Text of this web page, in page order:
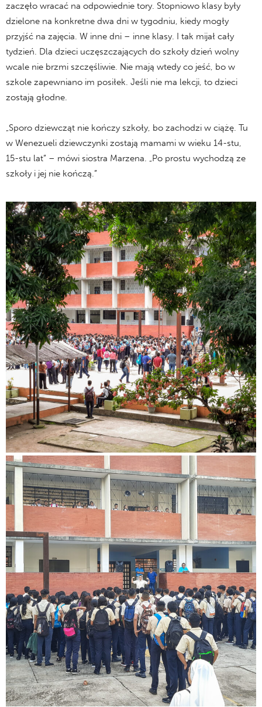
zaczęło wracać na odpowiednie tory. Stopniowo klasy były
dzielone na konkretne dwa dni w tygodniu, kiedy mogły
przyjść na zajęcia. W inne dni – inne klasy. I tak mijał cały
tydzień. Dla dzieci uczęszczających do szkoły dzień wolny
wcale nie brzmi szczęśliwie. Nie mają wtedy co jeść, bo w
szkole zapewniano im posiłek. Jeśli nie ma lekcji, to dzieci
zostają głodne.
„Sporo dziewcząt nie kończy szkoły, bo zachodzi w ciążę. Tu
w Wenezueli dziewczynki zostają mamami w wieku 14-stu,
15-stu lat” – mówi siostra Marzena. „Po prostu wychodzą ze
szkoły i jej nie kończą.”